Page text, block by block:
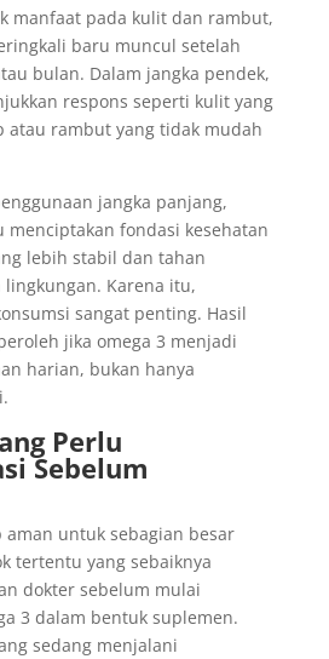
manfaat pada kulit dan rambut,
baru muncul setelah
bulan. Dalam jangka pendek,
respons seperti kulit yang
atau rambut yang tidak mudah
jangka panjang,
menciptakan fondasi kesehatan
lebih stabil dan tahan
Karena itu,
sangat penting. Hasil
jika omega 3 menjadi
harian, bukan hanya
Perlu
Sebelum
untuk sebagian besar
tertentu yang sebaiknya
dokter sebelum mulai
3 dalam bentuk suplemen.
sedang menjalani